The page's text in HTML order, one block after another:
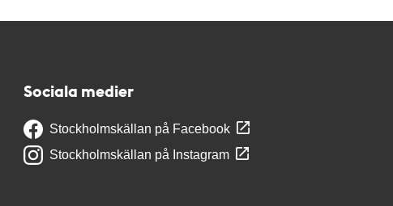
Sociala medier
Stockholmskällan på Facebook
Stockholmskällan på Instagram